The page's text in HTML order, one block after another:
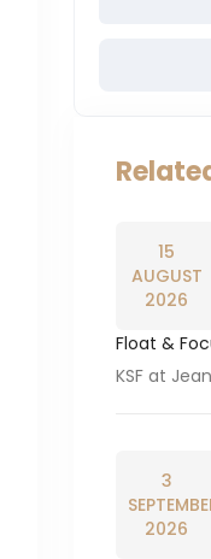
15
AUGUST
2026
Float &
KSF at
3
2026